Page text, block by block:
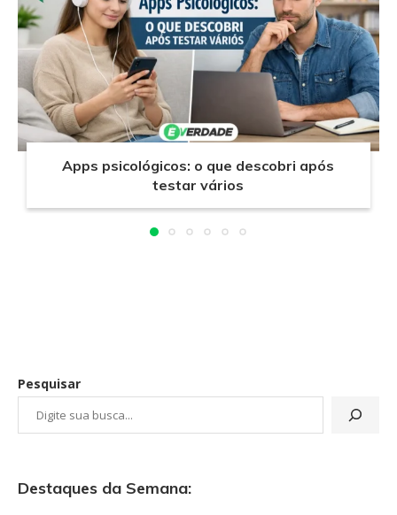
Apps psicológicos: o que descobri após
testar vários
Pesquisar
Destaques da Semana: